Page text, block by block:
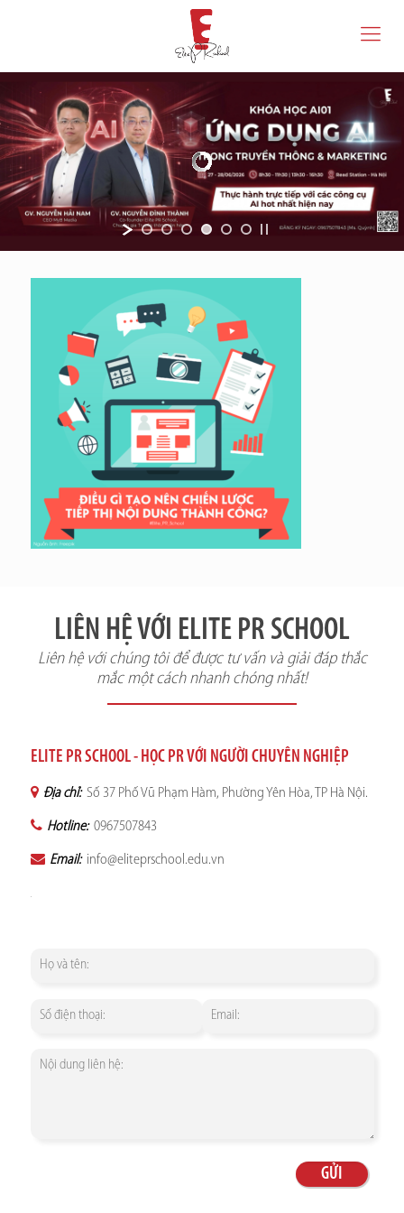
LIÊN HỆ VỚI ELITE PR SCHOOL
Liên hệ với chúng tôi để được tư vấn và giải đáp thắc
mắc một cách nhanh chóng nhất!
ELITE PR SCHOOL - HỌC PR VỚI NGƯỜI CHUYÊN NGHIỆP
Địa chỉ: Số 37 Phố Vũ Phạm Hàm, Phường Yên Hòa, TP Hà Nội.
Hotline: 0967507843
Email: info@eliteprschool.edu.vn